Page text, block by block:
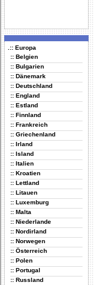
.:: Europa
:: Belgien
:: Bulgarien
:: Dänemark
:: Deutschland
:: England
:: Estland
:: Finnland
:: Frankreich
:: Griechenland
:: Irland
:: Island
:: Italien
:: Kroatien
:: Lettland
:: Litauen
:: Luxemburg
:: Malta
:: Niederlande
:: Nordirland
:: Norwegen
:: Österreich
:: Polen
:: Portugal
:: Russland